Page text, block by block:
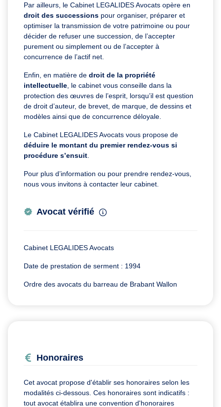
Par ailleurs, le Cabinet LEGALIDES Avocats opère en
droit des successions pour organiser, préparer et
optimiser la transmission de votre patrimoine ou pour
décider de refuser une succession, de l’accepter
purement ou simplement ou de l’accepter à
concurrence de l’actif net.
Enfin, en matière de droit de la propriété
intellectuelle , le cabinet vous conseille dans la
protection des œuvres de l’esprit, lorsqu’il est question
de droit d’auteur, de brevet, de marque, de dessins et
modèles ainsi que de concurrence déloyale.
Le Cabinet LEGALIDES Avocats vous propose de
déduire le montant du premier rendez-vous si
procédure s’ensuit
Pour plus d’information ou pour prendre rendez-vous,
nous vous invitons à contacter leur cabinet.
Avocat vérifié
Cabinet LEGALIDES Avocats
Date de prestation de serment : 1994
Ordre des avocats du barreau de Brabant Wallon
Honoraires
Cet avocat propose d'établir ses honoraires selon les
modalités ci-dessous. Ces honoraires sont indicatifs :
tout avocat établira une convention d'honoraires